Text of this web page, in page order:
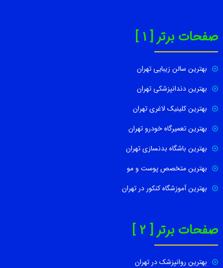
صفحات برتر [ 1 ]
بهترین سالن زیبایی تهران
بهترین دندانپزشکی تهران
بهترین کلینیک لاغری تهران
بهترین تعمیرگاه خودرو تهران
بهترین باشگاه بدنسازی تهران
بهترین متخصص پوست و مو
بهترین آموزشگاه کنکور در تهران
صفحات برتر [ 2 ]
بهترین روانپزشک در تهران